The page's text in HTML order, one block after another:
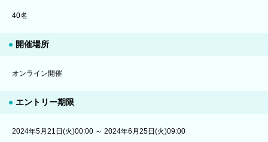
40名
開催場所
オンライン開催
エントリー期限
2024年5月21日(火)00:00 ～ 2024年6月25日(火)09:00